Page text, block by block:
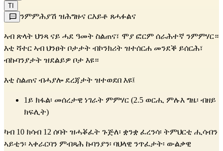
TI
ንምምሕያሽ ዝሕግዙና ርእይቶ ጸሓፉልና
ኣብ ጽላት ህንጻ ናይ ሓደ ዓመት ስልጠና፣ ሞያ ፎርም ሰራሕተኛ ንምምሃር።
እቲ ሻተር ኣብ ህንፀት ቦታታት ብኮንክሪት ዝተሰርሐ መንደቕ ይሰርሕ፣
ብኩባንያታት ዝደልይዎ ቦታ እዩ።
እቲ ስልጠና ብሓያሎ ደረጃታት ዝተወደበ እዩ፤
1ይ ክፋል፡ መሰረታዊ ነገራት ምምሃር (2.5 ወርሒ ምሉእ ግዜ፡ ብዘይ
ክፍሊት)
ካብ 10 ክሳብ 12 ሰባት ዝሓቖፈት ጉጅለ፡ ቋንቋ ፈረንሳ፡ ትምህርቲ ሒሳብን
ኣይቲን፡ ኣቀራርባን ምብጻሕ ኩባንያን፡ ባህላዊ ንጥፈታት፡ ውልቃዊ